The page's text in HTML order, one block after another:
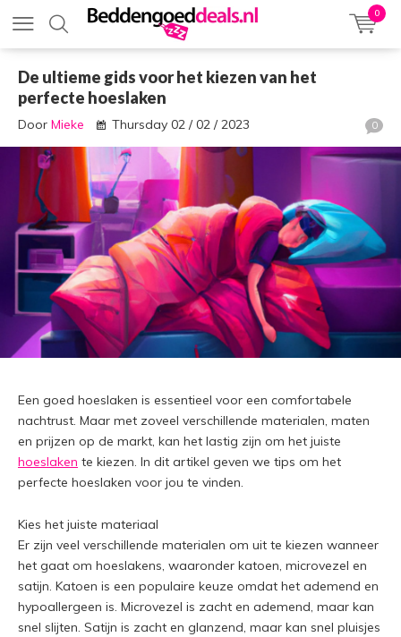
0
De ultieme gids voor het kiezen van het
perfecte hoeslaken
Door Mieke Thursday 02 / 02 / 2023 0
Een goed hoeslaken is essentieel voor een comfortabele
nachtrust. Maar met zoveel verschillende materialen, maten
en prijzen op de markt, kan het lastig zijn om het juiste
hoeslaken te kiezen. In dit artikel geven we tips om het
perfecte hoeslaken voor jou te vinden.
Kies het juiste materiaal
Er zijn veel verschillende materialen om uit te kiezen wanneer
het gaat om hoeslakens, waaronder katoen, microvezel en
satijn. Katoen is een populaire keuze omdat het ademend en
hypoallergeen is. Microvezel is zacht en ademend, maar kan
snel slijten. Satijn is zacht en glanzend, maar kan snel pluisjes